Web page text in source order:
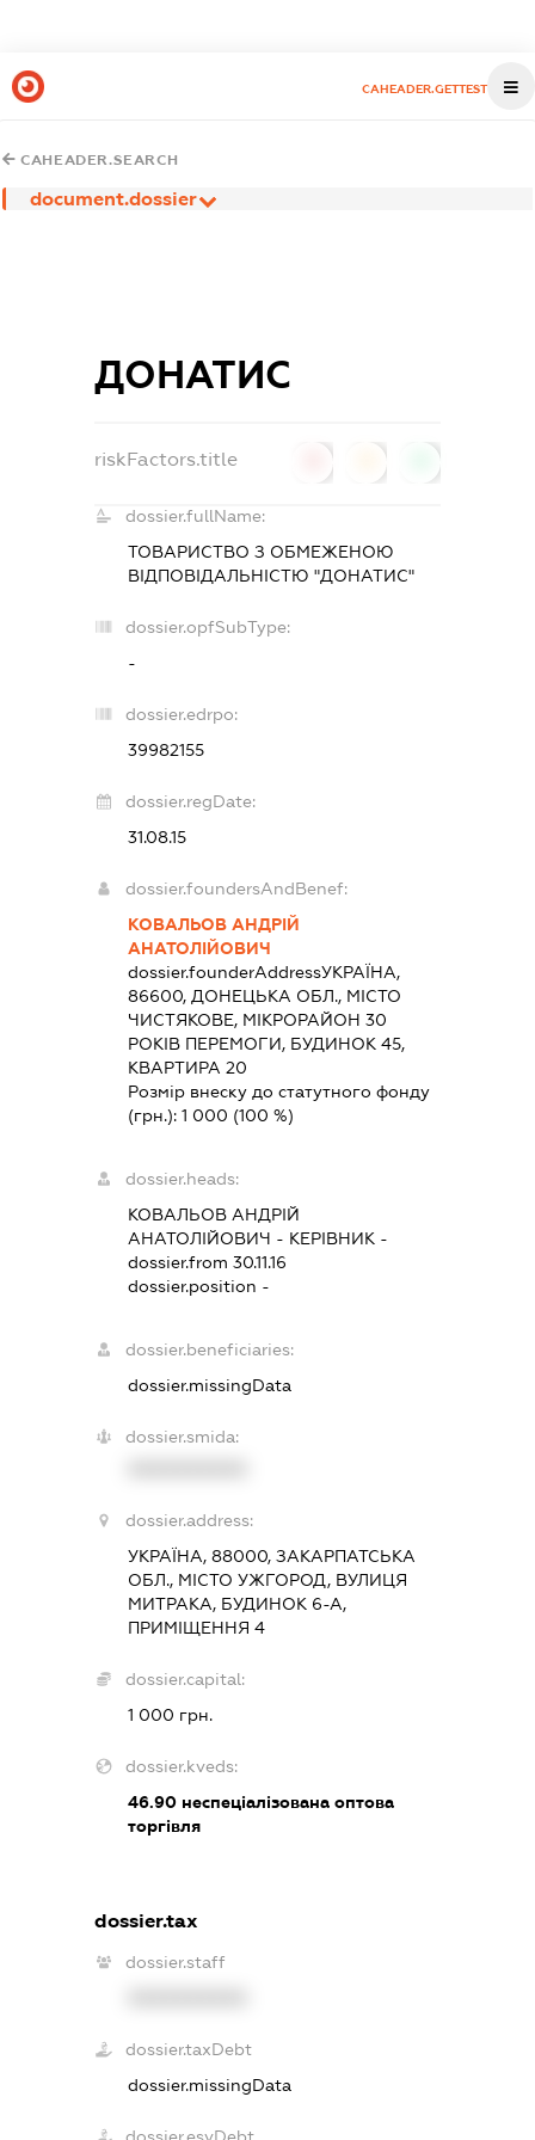
CAHEADER.GETTEST
CAHEADER.SEARCH
document.dossier
ДОНАТИС
riskFactors.title
dossier.fullName:
ТОВАРИСТВО З ОБМЕЖЕНОЮ
ВІДПОВІДАЛЬНІСТЮ "ДОНАТИС"
dossier.opfSubType:
-
dossier.edrpo:
39982155
dossier.regDate:
31.08.15
dossier.foundersAndBenef:
КОВАЛЬОВ АНДРІЙ
АНАТОЛІЙОВИЧ
dossier.founderAddressУКРАЇНА,
86600, ДОНЕЦЬКА ОБЛ., МІСТО
ЧИСТЯКОВЕ, МІКРОРАЙОН 30
РОКІВ ПЕРЕМОГИ, БУДИНОК 45,
КВАРТИРА 20
Розмір внеску до статутного фонду
(грн.): 1 000 (100 %)
dossier.heads:
КОВАЛЬОВ АНДРІЙ
АНАТОЛІЙОВИЧ - КЕРІВНИК-
dossier.from 30.11.16
dossier.position -
dossier.beneficiaries:
dossier.missingData
dossier.smida:
dossier.address:
УКРАЇНА, 88000, ЗАКАРПАТСЬКА
ОБЛ., МІСТО УЖГОРОД, ВУЛИЦЯ
МИТРАКА, БУДИНОК 6-А,
ПРИМІЩЕННЯ 4
dossier.capital:
1 000 грн.
dossier.kveds:
46.90неспеціалізована оптова
торгівля
dossier.tax
dossier.staff
dossier.taxDebt
dossier.missingData
dossier.esvDebt